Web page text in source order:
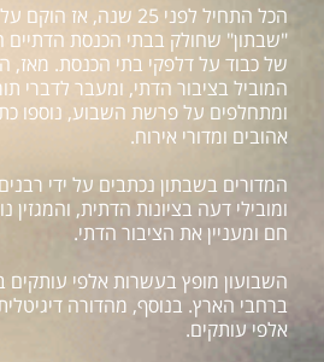
הכל התחיל לפני 25 שנה,
"שבתון" שחולק בבתי הכנסת הדתיים
של כבוד על דלפקי בתי הכנסת. מאז,
המוביל בציבור הדתי, ומעבר לדברי
ומתחלפים על פרשת השבוע, נוספו
אהובים ומדורי אירוח.
המדורים בשבתון נכתבים על ידי
ומובילי דעה בציונות הדתית,
חם ומעניין את הציבור הדתי.
ברחבי הארץ. בנוסף, מהדורה
אלפי עותקים.